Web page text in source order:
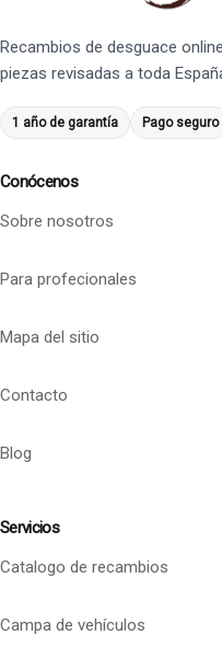
Recambios de desguace
piezas revisadas a toda
1 año de garantía Pago seguro
Conócenos
Sobre nosotros
Para profecionales
Mapa del sitio
Contacto
Blog
Servicios
Catalogo de recambios
Campa de vehículos